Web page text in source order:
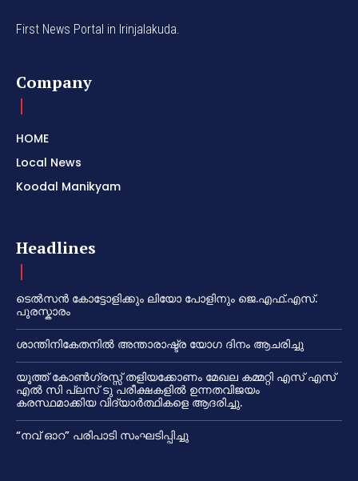
First News Portal in Irinjalakuda.
Company
HOME
Local News
Koodal Manikyam
Headlines
ടെൽസൻ കോട്ടോളിക്കും ലിയോ പോളിനും ജെ.എഫ്.എസ്.
പുരസ്കാരം
ശാന്തിനികേതനിൽ അന്താരാഷ്ട്ര യോഗ ദിനം ആചരിച്ചു
യൂത്ത് കോൺഗ്രസ്സ് തളിയക്കോണം മേഖല കമ്മറ്റി എസ് എസ്
എൽ സി പ്ലസ് ടു പരീക്ഷകളിൽ ഉന്നതവിജയം
കരസ്ഥമാക്കിയ വിദ്യാർത്ഥികളെ ആദരിച്ചു.
“നവ് ഓറ” പരിപാടി സംഘടിപ്പിച്ചു